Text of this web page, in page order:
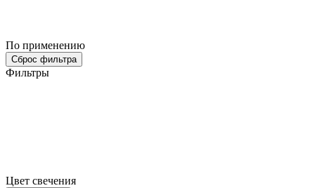
По применению
Сброс фильтра
Фильтры
Цвет свечения